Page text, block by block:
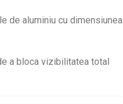
de aluminiu cu dimensiunea
a bloca vizibilitatea total